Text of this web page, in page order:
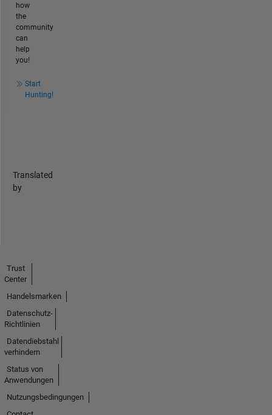
how
the
community
can
help
you!
Start
Hunting!
Translated
by
Trust
Center
Handelsmarken
Datenschutz-
Richtlinien
Datendiebstahl
verhindern
Status von
Anwendungen
Nutzungsbedingungen